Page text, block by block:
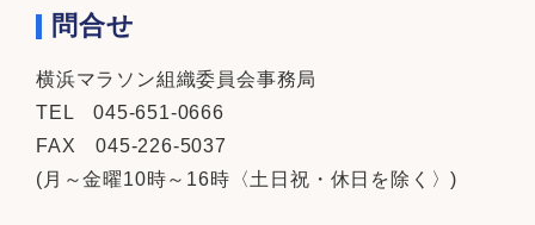
問合せ
横浜マラソン組織委員会事務局
TEL 045-651-0666
FAX 045-226-5037
(月～金曜10時～16時〈土日祝・休日を除く〉)